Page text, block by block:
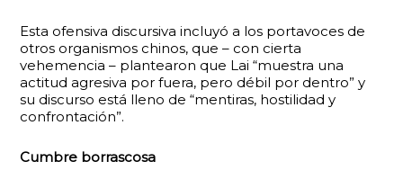
Esta ofensiva discursiva incluyó a los portavoces de
otros organismos chinos, que – con cierta
vehemencia – plantearon que Lai “muestra una
actitud agresiva por fuera, pero débil por dentro” y
su discurso está lleno de “mentiras, hostilidad y
confrontación”.
Cumbre borrascosa